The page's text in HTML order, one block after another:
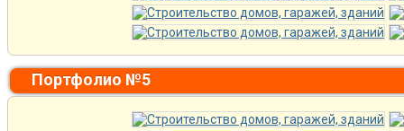
Портфолио №5